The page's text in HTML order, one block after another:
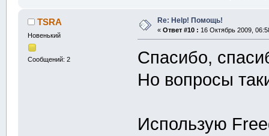
TSRA
Новенький
Сообщений: 2
Re: Help! Помощь!
« Ответ #10 : 16 Октябрь 2009,
Спасибо,
Но вопросы
Использую